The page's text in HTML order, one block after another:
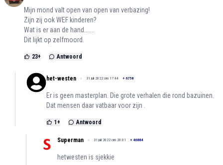
Mijn mond valt open van open van verbazing!
Zijn zij ook WEF kinderen?
Wat is er aan de hand.......
Dit lijkt op zelfmoord.
23+ Antwoord
het-westen 31 juli 2022 om 17:44 + 6758
Er is geen masterplan. Die grote verhalen die rond bazuinen.
Dat mensen daar vatbaar voor zijn .
1 + Antwoord
Superman 31 juli 2022 om 20:01 + 46884
hetwesten is sjekkie